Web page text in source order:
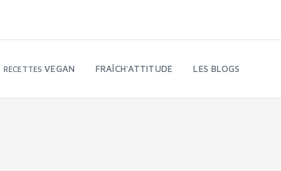
RECETTESVEGAN FRAÎCH'ATTITUDE LES BLOGS